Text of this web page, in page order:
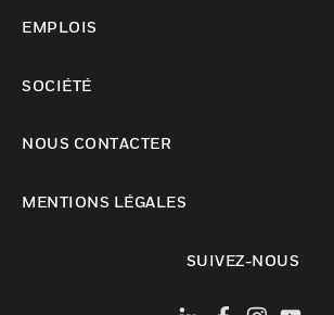
EMPLOIS
SOCIÉTÉ
NOUS CONTACTER
MENTIONS LÉGALES
SUIVEZ-NOUS